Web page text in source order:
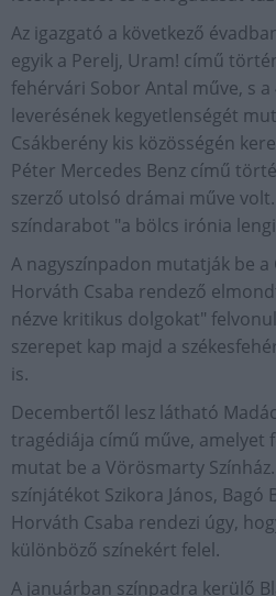
Az igazgató a következő
egyik a Perelj, Uram! című
fehérvári Sobor Antal műve, s a
leverésének kegyetlenségét
Csákberény kis közösségén
Péter Mercedes Benz című
szerző utolsó drámai műve
színdarabot "a bölcs irónia
A nagyszínpadon mutatják be
Horváth Csaba rendező
nézve kritikus dolgokat"
szerepet kap majd a
is.
Decembertől lesz látható
tragédiája című műve, amelyet
mutat be a Vörösmarty
színjátékot Szikora János, Bagó
Horváth Csaba rendezi úgy,
különböző színekért felel.
A januárban színpadra kerülő